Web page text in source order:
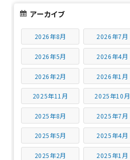
アーカイブ
2026年8月 2026年7月
2026年5月 2026年4月
2026年2月 2026年1月
2025年11月 2025年10月
2025年8月 2025年7月
2025年5月 2025年4月
2025年2月 2025年1月